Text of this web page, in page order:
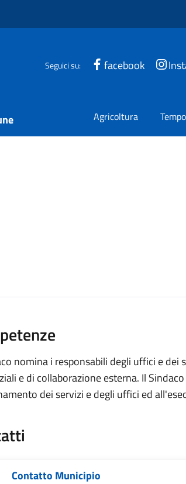
Seguici su: facebook
Agricoltura
nomina i responsabili degli uffici e dei
e di collaborazione esterna. Il
dei servizi e degli uffici ed
Contatto Municipio